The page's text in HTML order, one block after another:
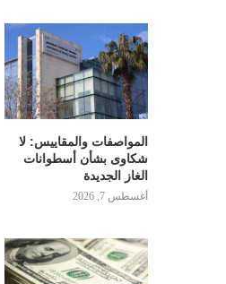
المواصفات والمقاييس: لا
شكاوى بشأن أسطوانات
الغاز الجديدة
أغسطس 7, 2026